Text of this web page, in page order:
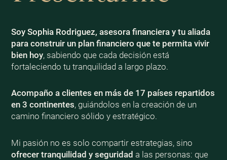
Soy Sophia Rodriguez, asesora financiera y tu aliada
para construir un plan financiero que te permita vivir
bien hoy, sabiendo que cada decisión está
fortaleciendo tu tranquilidad a largo plazo.
Acompaño a clientes en más de 17 países repartidos
en 3 continentes, guiándolos en la creación de un
camino financiero sólido y estratégico.
Mi pasión no es solo compartir estrategias, sino
ofrecer tranquilidad y seguridad a las personas: que